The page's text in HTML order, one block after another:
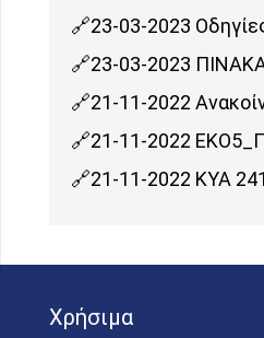
23-03-2023
23-03-2023
21-11-2022
21-11-2022
21-11-2022 ΚΥΑ
Χρήσιμα